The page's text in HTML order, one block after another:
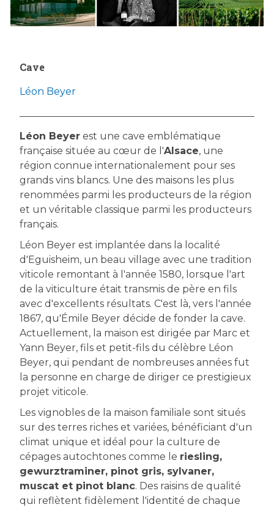
Cave
Léon Beyer
Léon Beyer est une cave emblématique
française située au cœur de l'Alsace, une
région connue internationalement pour ses
grands vins blancs. Une des maisons les plus
renommées parmi les producteurs de la région
et un véritable classique parmi les producteurs
français.
Léon Beyer est implantée dans la localité
d'Eguisheim, un beau village avec une tradition
viticole remontant à l'année 1580, lorsque l'art
de la viticulture était transmis de père en fils
avec d'excellents résultats. C'est là, vers l'année
1867, qu'Émile Beyer décide de fonder la cave.
Actuellement, la maison est dirigée par Marc et
Yann Beyer, fils et petit-fils du célèbre Léon
Beyer, qui pendant de nombreuses années fut
la personne en charge de diriger ce prestigieux
projet viticole.
Les vignobles de la maison familiale sont situés
sur des terres riches et variées, bénéficiant d'un
climat unique et idéal pour la culture de
cépages autochtones comme le riesling,
gewurztraminer, pinot gris, sylvaner,
muscat et pinot blanc. Des raisins de qualité
qui reflètent fidèlement l'identité de chaque